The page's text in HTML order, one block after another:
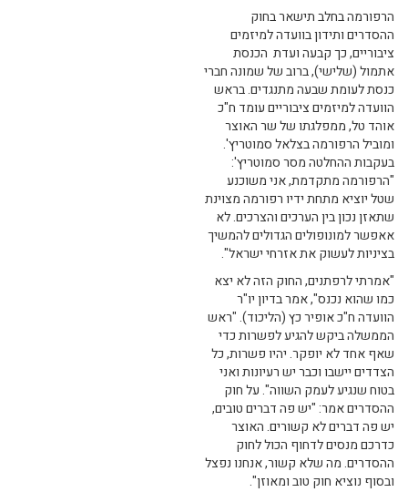
הרפורמה בחלב תישאר בחוק
ההסדרים ותידון בוועדה למיזמים
ציבוריים, כך קבעה ועדת הכנסת
אתמול (שלישי), ברוב של שמונה חברי
כנסת לעומת שבעה מתנגדים. בראש
הוועדה למיזמים ציבוריים עומד ח"כ
אוהד טל, ממפלגתו של שר האוצר
ומוביל הרפורמה בצלאל סמוטריץ'.
בעקבות ההחלטה מסר סמוטריץ':
"הרפורמה מתקדמת, אני משוכנע
שטל יוציא מתחת ידיו רפורמה מצוינת
שתאזן נכון בין הערכים והצרכים. לא
אאפשר למונופולים הגדולים להמשיך
בציניות לעשוק את אזרחי ישראל".
"אמרתי לרפתנים, החוק הזה לא יצא
כמו שהוא נכנס", אמר בדיון יו"ר
הוועדה ח"כ אופיר כץ (הליכוד). "ראש
הממשלה ביקש להגיע לפשרות כדי
שאף אחד לא יופקר. יהיו פשרות, כל
הצדדים יישבו וכבר יש רעיונות ואני
בטוח שנגיע לעמק השווה". על חוק
ההסדרים אמר: "יש פה דברים טובים,
יש פה דברים לא קשורים. האוצר
כדרכם מנסים לדחוף הכול לחוק
ההסדרים. מה שלא קשור, אנחנו נפצל
ובסוף נוציא חוק טוב ומאוזן".